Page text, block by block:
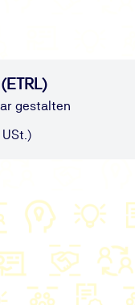
gestalten
USt.)